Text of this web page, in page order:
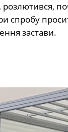
розлютився,
спробу
застави.